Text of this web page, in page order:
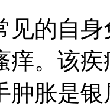
见的自
痒。该
肿胀是